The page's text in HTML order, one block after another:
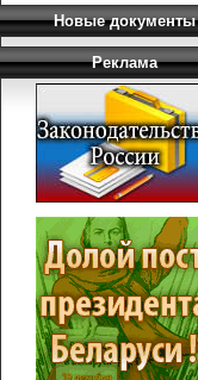
Новые документы
Реклама